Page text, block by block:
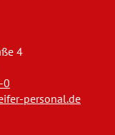
4
0
personal.de